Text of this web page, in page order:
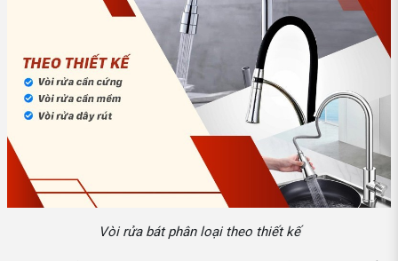
Vòi rửa bát phân loại theo thiết kế